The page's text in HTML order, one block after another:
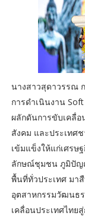
นางสาวสุดาวรรณ
การดำเนินงาน
ผลักดันการขับเคลื่
สังคม และประเทศ
เข้มแข็งให้แก่เศรษ
ลักษณ์ชุมชน ภูมิปัญ
พื้นที่ทั่วประเทศ มา
อุตสาหกรรมวัฒนธ
เคลื่อนประเทศไทย